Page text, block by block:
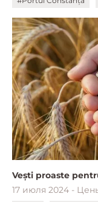
Vești proaste
17 июля 2024 -